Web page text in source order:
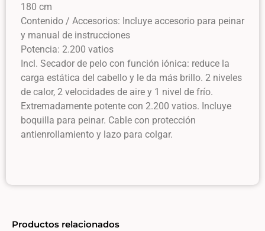
180 cm
Contenido / Accesorios: Incluye accesorio para peinar
y manual de instrucciones
Potencia: 2.200 vatios
Incl. Secador de pelo con función iónica: reduce la
carga estática del cabello y le da más brillo. 2 niveles
de calor, 2 velocidades de aire y 1 nivel de frío.
Extremadamente potente con 2.200 vatios. Incluye
boquilla para peinar. Cable con protección
antienrollamiento y lazo para colgar.
Productos relacionados